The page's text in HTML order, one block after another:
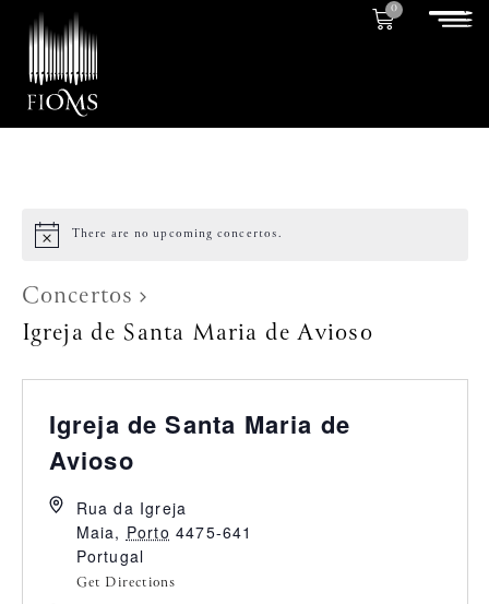
0
There are no upcoming concertos.
Concertos
Igreja de Santa Maria de Avioso
Igreja de Santa Maria de
Avioso
Rua da Igreja
Maia, Porto 4475-641
Portugal
Get Directions